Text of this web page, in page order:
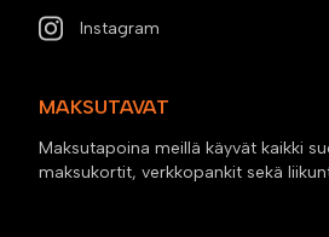
Instagram
MAKSUTAVAT
Maksutapoina meillä käyvät kaikki
maksukortit, verkkopankit sekä